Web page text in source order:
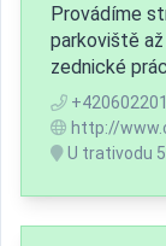
Provádíme
parkoviště
zednické
http://
U trativodu